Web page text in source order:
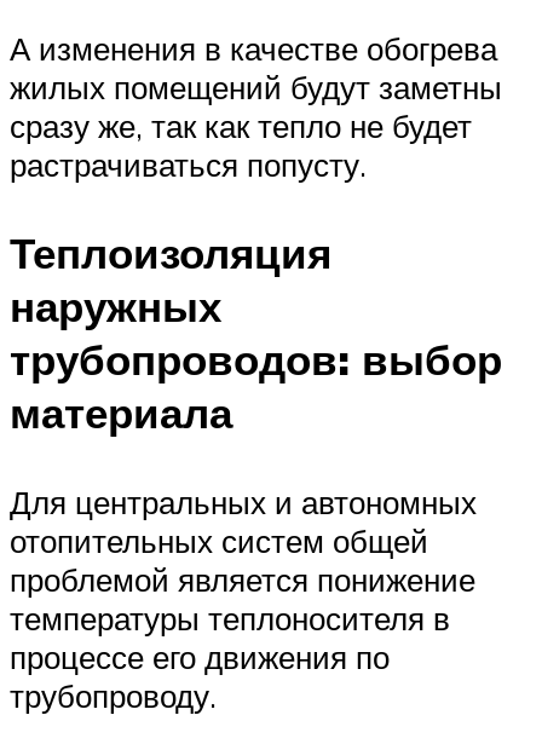
А изменения в качестве обогрева
жилых помещений будут заметны
сразу же, так как тепло не будет
растрачиваться попусту.
Теплоизоляция
наружных
трубопроводов: выбор
материала
Для центральных и автономных
отопительных систем общей
проблемой является понижение
температуры теплоносителя в
процессе его движения по
трубопроводу.